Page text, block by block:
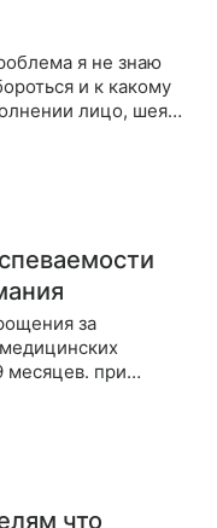
я не знаю
и к какому
лицо, шея и
пятнами, даже
то паника
за
месяцев. при
что